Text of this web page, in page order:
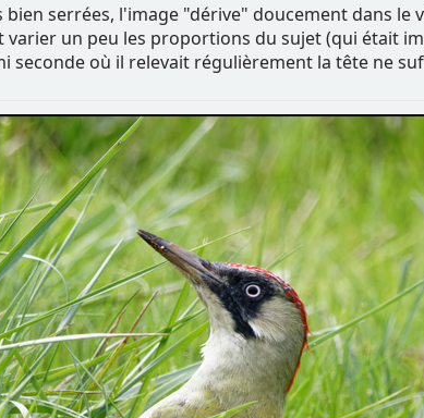
serrées, l'image "dérive" doucement dans le
un peu les proportions du sujet (qui était
seconde où il relevait régulièrement la tête ne